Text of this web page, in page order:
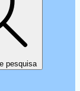
pesquisa